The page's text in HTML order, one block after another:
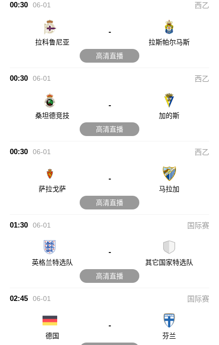
00:30 06-01 西乙
拉科鲁尼亚
-
拉斯帕尔马斯
高清直播
00:30 06-01 西乙
桑坦德竞技
-
加的斯
高清直播
00:30 06-01 西乙
萨拉戈萨
-
马拉加
高清直播
01:30 06-01 国际赛
英格兰特选队
-
其它国家特选队
高清直播
02:45 06-01 国际赛
德国
-
芬兰